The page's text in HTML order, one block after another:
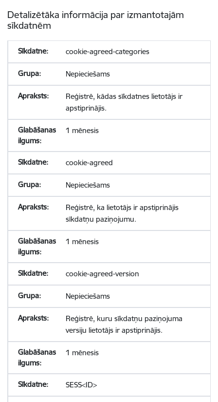
Detalizētāka informācija par izmantotajām
sīkdatnēm
cookie-agreed-categories
Nepieciešams
Reģistrē, kādas sīkdatnes lietotājs ir
apstiprinājis.
1 mēnesis
cookie-agreed
Nepieciešams
Reģistrē, ka lietotājs ir apstiprinājis
sīkdatņu paziņojumu.
1 mēnesis
cookie-agreed-version
Nepieciešams
Reģistrē, kuru sīkdatņu paziņojuma
versiju lietotājs ir apstiprinājis.
1 mēnesis
SESS<ID>